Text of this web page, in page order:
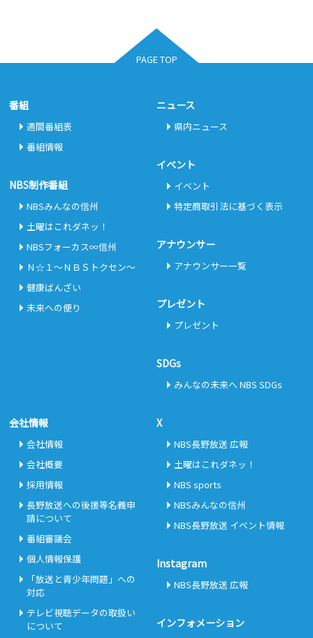
PAGE TOP
番組
週間番組表
番組情報
NBS制作番組
NBSみんなの信州
土曜はこれダネッ！
NBSフォーカス∞信州
Ｎ☆１～ＮＢＳトクセン～
健康ばんざい
未来への便り
ニュース
県内ニュース
イベント
イベント
特定商取引法に基づく表示
アナウンサー
アナウンサー一覧
プレゼント
プレゼント
SDGs
みんなの未来へ NBS SDGs
会社情報
会社情報
会社概要
採用情報
長野放送への後援等名義申
請について
番組審議会
個人情報保護
「放送と青少年問題」への
対応
テレビ視聴データの取扱い
について
X
NBS長野放送 広報
土曜はこれダネッ！
NBS sports
NBSみんなの信州
NBS長野放送 イベント情報
Instagram
NBS長野放送 広報
インフォメーション